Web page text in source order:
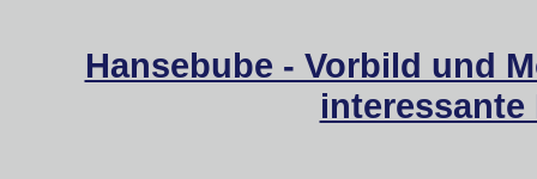
Hansebube - Vorbild und